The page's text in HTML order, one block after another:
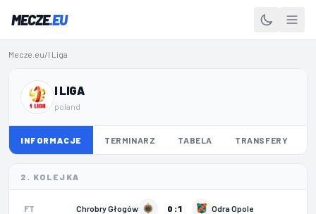
MECZE.EU
Mecze.eu/I Liga
I LIGA
poland
INFORMACJE TERMINARZ TABELA TRANSFERY
2. KOLEJKA
FT Chrobry Głogów 0 : 1 Odra Opole